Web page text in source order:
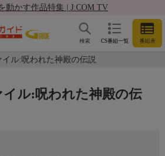
動かす作品特集 | J:COM TV
CS番組一覧 番組表
検索
ル:呪われた神殿の伝説
ル:呪われた神殿の伝